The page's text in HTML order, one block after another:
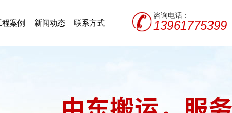
咨询电话：
13961775399
程案例 新闻动态 联系方式